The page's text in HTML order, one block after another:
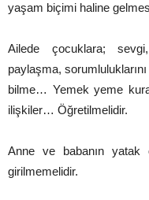
yaşam biçimi haline
Ailede çocuklara;
paylaşma,
bilme… Yemek yeme
ilişkiler… Öğretilmelidir.
Anne ve babanın yatak
girilmemelidir.